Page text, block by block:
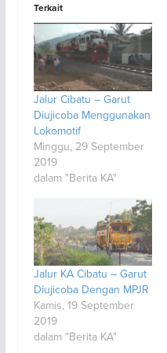
Terkait
Jalur Cibatu – Garut
Diujicoba Menggunakan
Lokomotif
Minggu, 29 September
2019
dalam "Berita KA"
Jalur KA Cibatu – Garut
Diujicoba Dengan MPJR
Kamis, 19 September
2019
dalam "Berita KA"